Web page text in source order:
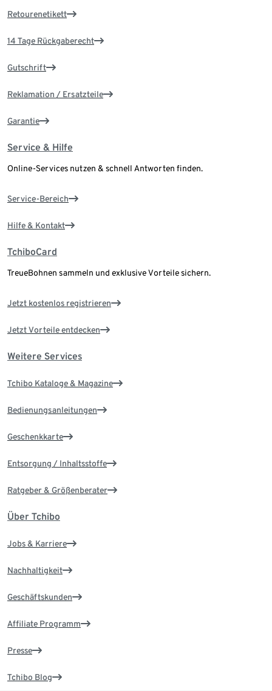
Retourenetikett
14 Tage Rückgaberecht
Gutschrift
Reklamation / Ersatzteile
Garantie
Service & Hilfe
Online-Services nutzen & schnell Antworten finden.
Service-Bereich
Hilfe & Kontakt
TchiboCard
TreueBohnen sammeln und exklusive Vorteile sichern.
Jetzt kostenlos registrieren
Jetzt Vorteile entdecken
Weitere Services
Tchibo Kataloge & Magazine
Bedienungsanleitungen
Geschenkkarte
Entsorgung / Inhaltsstoffe
Ratgeber & Größenberater
Über Tchibo
Jobs & Karriere
Nachhaltigkeit
Geschäftskunden
Affiliate Programm
Presse
Tchibo Blog